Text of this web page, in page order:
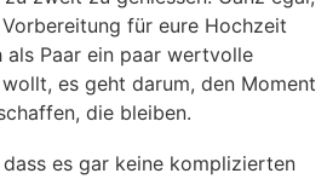
für eure Hochzeit
Paar ein paar wertvolle
es geht darum, den Moment
die bleiben.
es gar keine komplizierten